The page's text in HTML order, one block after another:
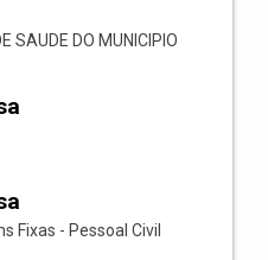
SAUDE DO MUNICIPIO
Fixas - Pessoal Civil